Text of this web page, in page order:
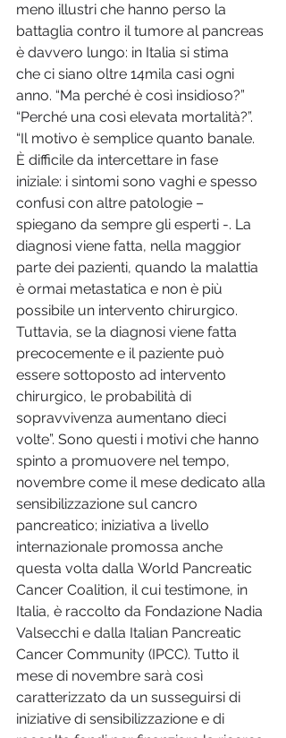
meno illustri che hanno perso la
battaglia contro il tumore al pancreas
è davvero lungo: in Italia si stima
che ci siano oltre 14mila casi ogni
anno. “Ma perché è così insidioso?”
“Perché una così elevata mortalità?”.
“Il motivo è semplice quanto banale.
È difficile da intercettare in fase
iniziale: i sintomi sono vaghi e spesso
confusi con altre patologie –
spiegano da sempre gli esperti -. La
diagnosi viene fatta, nella maggior
parte dei pazienti, quando la malattia
è ormai metastatica e non è più
possibile un intervento chirurgico.
Tuttavia, se la diagnosi viene fatta
precocemente e il paziente può
essere sottoposto ad intervento
chirurgico, le probabilità di
sopravvivenza aumentano dieci
volte”. Sono questi i motivi che hanno
spinto a promuovere nel tempo,
novembre come il mese dedicato alla
sensibilizzazione sul cancro
pancreatico; iniziativa a livello
internazionale promossa anche
questa volta dalla World Pancreatic
Cancer Coalition, il cui testimone, in
Italia, è raccolto da Fondazione Nadia
Valsecchi e dalla Italian Pancreatic
Cancer Community (IPCC). Tutto il
mese di novembre sarà così
caratterizzato da un susseguirsi di
iniziative di sensibilizzazione e di